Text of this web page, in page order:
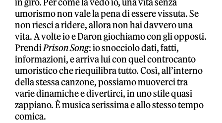
in giro. Per come la vedo io, una vita senza
umorismo non vale la pena di essere vissuta. Se
non riesci a ridere, allora non hai davvero una
vita. A volte io e Daron giochiamo con gli opposti.
PrendiPrison Song: io snocciolo dati, fatti,
informazioni, e arriva lui con quel controcanto
umoristico che riequilibra tutto. Così, all’interno
della stessa canzone, possiamo muoverci tra
varie dinamiche e divertirci, in uno stile quasi
zappiano. È musica serissima e allo stesso tempo
comica.